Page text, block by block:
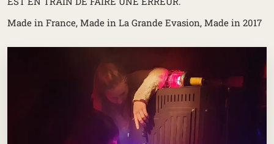
Made in France, Made in La Grande Evasion, Made in 2017